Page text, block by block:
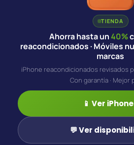
TIENDA
Ahorra hasta un40%
reacondicionados · Móviles
marcas
iPhone reacondicionados revisados
Con garantía · Mejor
📱 Ver
💬 Ver